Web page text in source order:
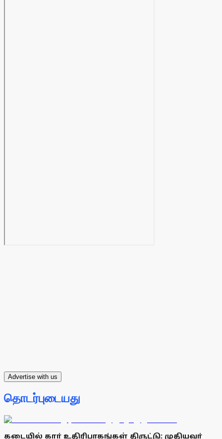
Advertise with us
தொடர்புடையது
கடையில் காா் உதிரிபாகங்கள் திருட்டு: முதியவா்